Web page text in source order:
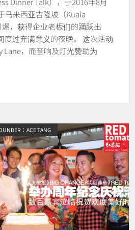
马来西亚吉隆坡（Kuala
，获得企业老板们的踊跃出
度过充满意义的夜晚。 这次活动
Lane，而音响及灯光赞助为
：ACE TANG